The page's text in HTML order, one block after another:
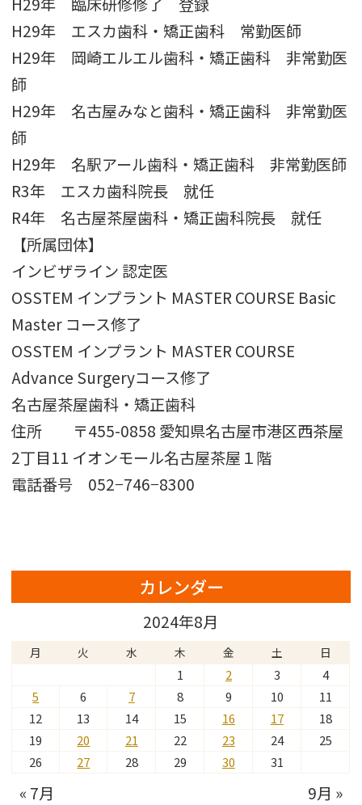
H29年 エスカ歯科・矯正歯科 常勤医師
H29年 岡崎エルエル歯科・矯正歯科 非常勤医
師
H29年 名古屋みなと歯科・矯正歯科 非常勤医
師
H29年 名駅アール歯科・矯正歯科 非常勤医師
R3年 エスカ歯科院長 就任
R4年 名古屋茶屋歯科・矯正歯科院長 就任
【所属団体】
インビザライン 認定医
OSSTEM インプラント MASTER COURSE Basic
Master コース修了
OSSTEM インプラント MASTER COURSE
Advance Surgeryコース修了
名古屋茶屋歯科・矯正歯科
住所 〒455-0858 愛知県名古屋市港区西茶屋
2丁目11 イオンモール名古屋茶屋１階
電話番号 052−746−8300
カレンダー
2024年8月
月 火 水 木 金 土 日
1 2 3
4
5
6 7 8 9 10
11
12
13 14 15 16 17
18
19
20 21 22 23 24
25
26
27 28 29 30 31
« 7月 9月 »